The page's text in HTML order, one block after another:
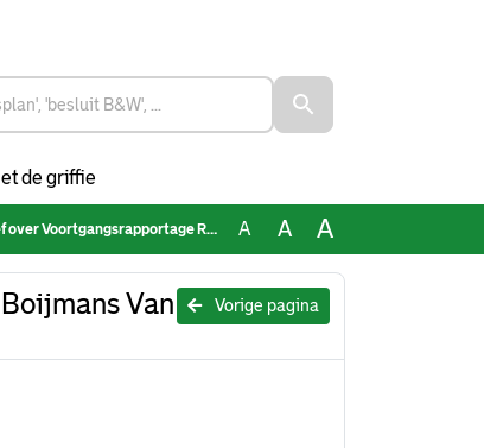
de griffie
Renovatie Museum Boijmans Van Beuningen april 2026 A A A
Vorige pagina
Van